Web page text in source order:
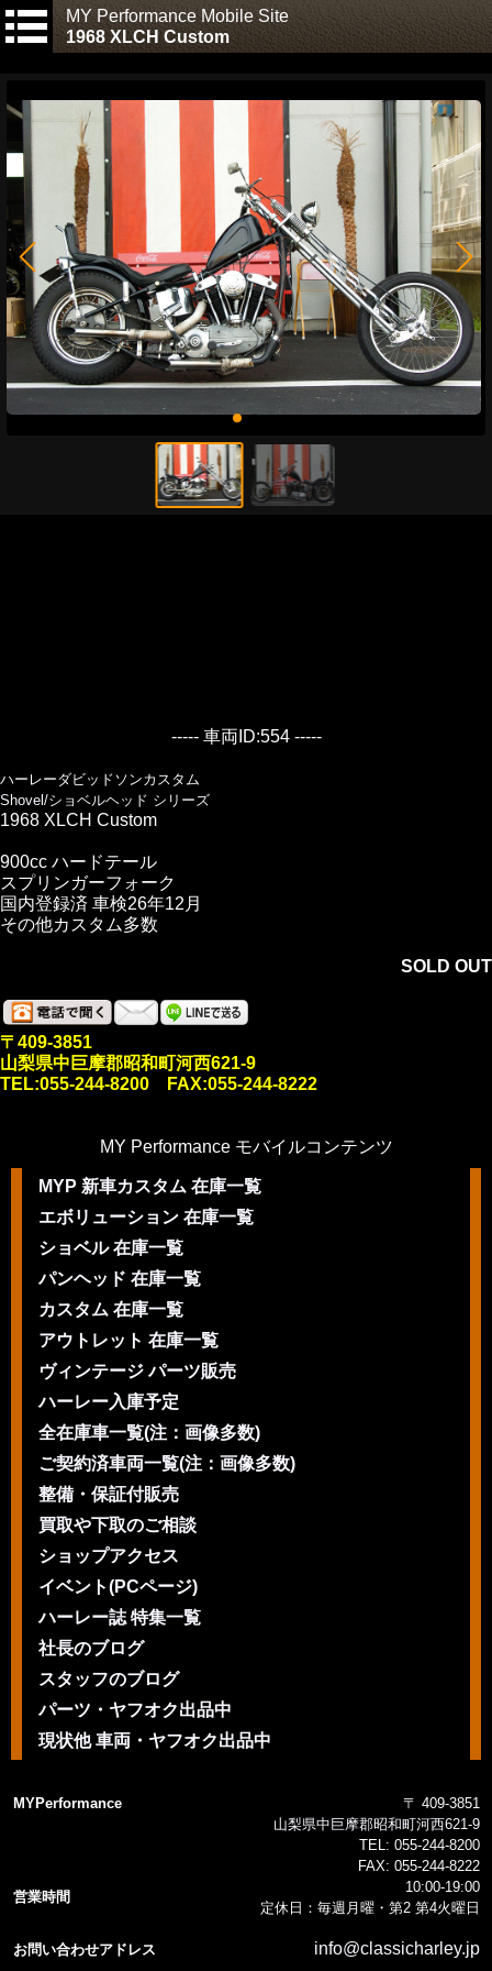
MY Performance Mobile Site
1968 XLCH Custom
----- 車両ID:554 -----
ハーレーダビッドソンカスタム
Shovel/ショベルヘッド シリーズ
1968 XLCH Custom
900cc ハードテール
スプリンガーフォーク
国内登録済 車検26年12月
その他カスタム多数
SOLD OUT
〒409-3851
山梨県中巨摩郡昭和町河西621-9
TEL:055-244-8200 FAX:055-244-8222
MY Performance モバイルコンテンツ
MYP 新車カスタム 在庫一覧
エボリューション 在庫一覧
ショベル 在庫一覧
パンヘッド 在庫一覧
カスタム 在庫一覧
アウトレット 在庫一覧
ヴィンテージ パーツ販売
ハーレー入庫予定
全在庫車一覧(注：画像多数)
ご契約済車両一覧(注：画像多数)
整備・保証付販売
買取や下取のご相談
ショップアクセス
イベント(PCページ)
ハーレー誌 特集一覧
社長のブログ
スタッフのブログ
パーツ・ヤフオク出品中
現状他 車両・ヤフオク出品中
MYPerformance
〒 409-3851
山梨県中巨摩郡昭和町河西621-9
TEL: 055-244-8200
FAX: 055-244-8222
営業時間
10:00-19:00
定休日：毎週月曜・第2 第4火曜日
お問い合わせアドレス info@classicharley.jp